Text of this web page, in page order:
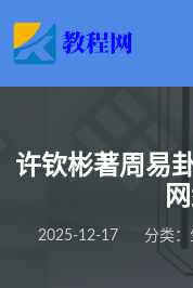
许钦彬著周易
2025-12-17 分类：